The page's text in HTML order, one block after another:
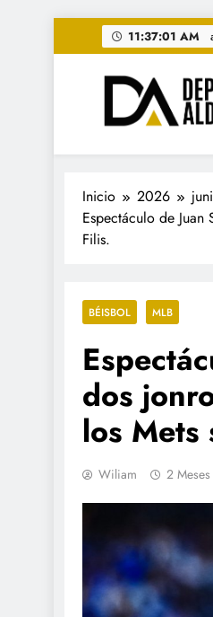
al
contenido
11:37:03 AM
•
Inicio 2026
Espectáculo de
Filis.
BÉISBOL MLB
dos
los Mets
Wiliam 2